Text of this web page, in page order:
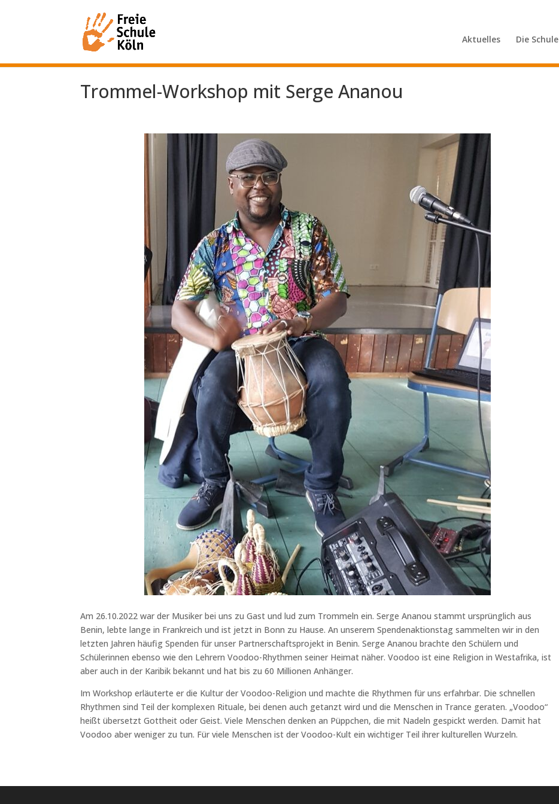
Aktuelles Die Schule
Trommel-Workshop mit Serge Ananou
Am 26.10.2022 war der Musiker bei uns zu Gast und lud zum Trommeln ein. Serge Ananou stammt ursprünglich aus
Benin, lebte lange in Frankreich und ist jetzt in Bonn zu Hause. An unserem Spendenaktionstag sammelten wir in den
letzten Jahren häufig Spenden für unser Partnerschaftsprojekt in Benin. Serge Ananou brachte den Schülern und
Schülerinnen ebenso wie den Lehrern Voodoo-Rhythmen seiner Heimat näher. Voodoo ist eine Religion in Westafrika, ist
aber auch in der Karibik bekannt und hat bis zu 60 Millionen Anhänger.
Im Workshop erläuterte er die Kultur der Voodoo-Religion und machte die Rhythmen für uns erfahrbar. Die schnellen
Rhythmen sind Teil der komplexen Rituale, bei denen auch getanzt wird und die Menschen in Trance geraten. „Voodoo“
heißt übersetzt Gottheit oder Geist. Viele Menschen denken an Püppchen, die mit Nadeln gespickt werden. Damit hat
Voodoo aber weniger zu tun. Für viele Menschen ist der Voodoo-Kult ein wichtiger Teil ihrer kulturellen Wurzeln.